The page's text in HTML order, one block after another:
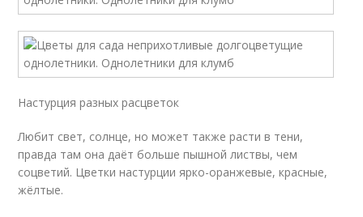
Настурция разных расцветок
Любит свет, солнце, но может также расти в тени,
правда там она даёт больше пышной листвы, чем
соцветий. Цветки настурции ярко-оранжевые, красные,
жёлтые.